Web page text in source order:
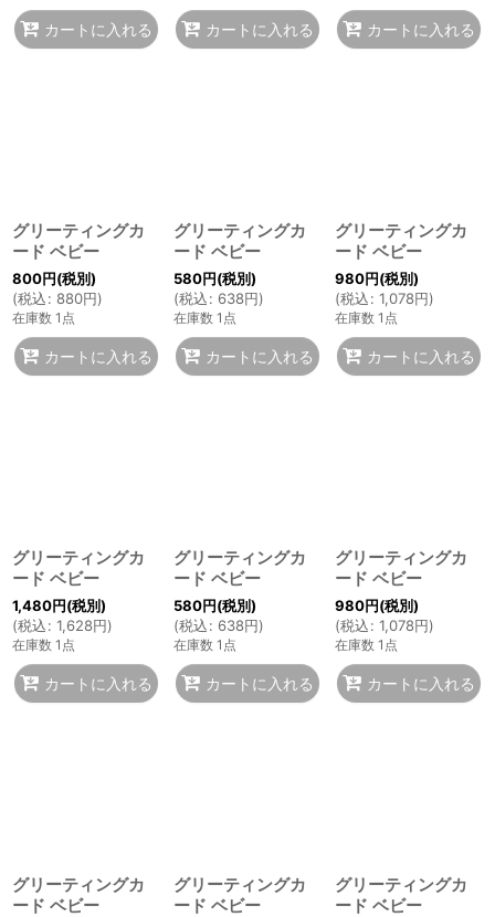
カートに入れる カートに入れる カートに入れる
グリーティングカ
ード ベビー
800円(税別)
(税込: 880円)
在庫数 1点
カートに入れる
グリーティングカ
ード ベビー
580円(税別)
(税込: 638円)
在庫数 1点
カートに入れる
グリーティングカ
ード ベビー
980円(税別)
(税込: 1,078円)
在庫数 1点
カートに入れる
グリーティングカ
ード ベビー
1,480円(税別)
(税込: 1,628円)
在庫数 1点
カートに入れる
グリーティングカ
ード ベビー
580円(税別)
(税込: 638円)
在庫数 1点
カートに入れる
グリーティングカ
ード ベビー
980円(税別)
(税込: 1,078円)
在庫数 1点
カートに入れる
グリーティングカ
ード ベビー
グリーティングカ
ード ベビー
グリーティングカ
ード ベビー